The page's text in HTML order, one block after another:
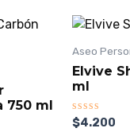
750 ml
Aseo
Elvive
ml
Valorado
$4.200